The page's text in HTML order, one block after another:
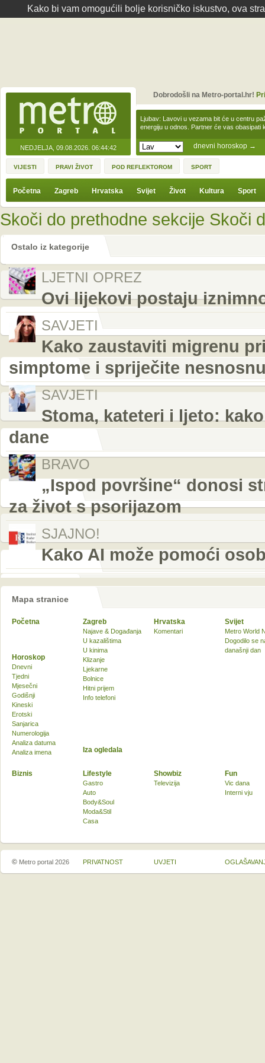
Kako bi vam omogućili bolje korisničko iskustvo, ova
NEDJELJA, 09.08.2026. 06:44:42 dnevni horoskop →
Ljubav: Lavovi u vezama bit će u centru
energiju u odnos. Partner će vas obasipati
Dobrodošli na Metro-portal.hr!
VIJESTI PRAVI ŽIVOT POD REFLEKTOROM SPORT
Početna Zagreb Hrvatska Svijet Život Kultura Sport
Skoči do prethodne sekcije Skoči
Ostalo iz kategorije
LJETNI OPREZ
Ovi lijekovi postaju
SAVJETI
Kako zaustaviti migrenu
simptome i spriječite
SAVJETI
Stoma, kateteri i ljeto:
dane
BRAVO
„Ispod površine“ donosi
za život s psorijazom
SJAJNO!
Kako AI može pomoći
Mapa stranice
Početna Zagreb
Najave & Događanja
U kazalištima
U kinima
Klizanje
Ljekarne
Bolnice
Hitni prijem
Info telefoni
Hrvatska
Komentari
Svijet
Metro World
Dogodilo se
današnji dan
Biznis Lifestyle
Gastro
Auto
Body&Soul
Moda&Stil
Casa
Showbiz
Televizija
Fun
Vic dana
Interni vju
Horoskop
Dnevni
Tjedni
Mjesečni
Godišnji
Kineski
Erotski
Sanjarica
Numerologija
Analiza datuma
Analiza imena
Iza ogledala
© Metro portal 2026 PRIVATNOST UVJETI